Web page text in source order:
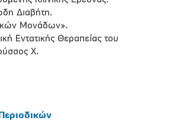
Διαβήτη.
Μονάδων».
Εντατικής Θεραπείας του
Χ.